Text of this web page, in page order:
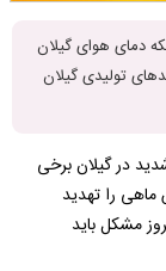
دمای هوای گیلان
تولیدی گیلان
در گیلان برخی
را تهدید
مشکل باید